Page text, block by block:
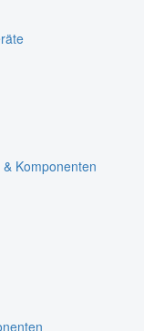
Komponenten